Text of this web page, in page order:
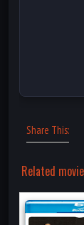
Share This:
Related